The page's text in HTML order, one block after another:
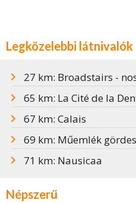
Legközelebbi látnivalók
27 km: Broadstairs -
65 km: La Cité de la
67 km: Calais
69 km: Műemlék
71 km: Nausicaa
Népszerű